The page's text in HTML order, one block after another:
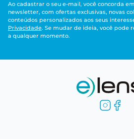
Ao cadastrar o seu e-mail, você concorda
newsletter, com ofertas exclusivas, novas
conteúdos personalizados aos seus
Privacidade. Se mudar de ideia, você pode
a qualquer momento.